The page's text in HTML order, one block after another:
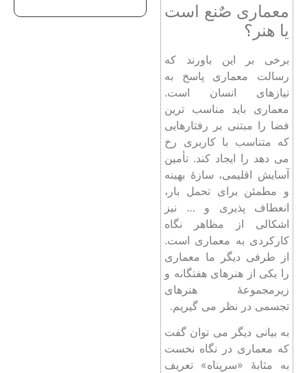
معماری صٌنع است
یا هنر؟
برخی بر این باورند که
رسالت معماری پاسخ به
نیازهای انسان است.
معماری باید مناسب ترین
فضا را مبتنی بر رفتارهایی
که متناسب با کاربری رخ
می دهد را ایجاد کند. تأمین
آسایش اقلیمی، سازۀ بهینه
و مطمئن برای تحمل بار،
انعطاف پذیری و … نیز
اشکالی از مظاهر نگاه
کارکردی به معماری است.
از طرفی دیگر ما معماری
را یکی از هنرهای هفتگانه و
زیرمجموعۀ هنرهای
تجسمی در نظر می گیریم.
به بیانی دیگر می توان گفت
که معماری در نگاه نخست
به مثابۀ «سرپناه» تعریف